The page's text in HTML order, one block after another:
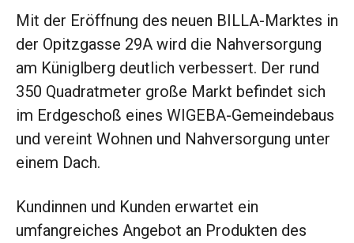
Mit der Eröffnung des neuen BILLA-Marktes in
der Opitzgasse 29A wird die Nahversorgung
am Küniglberg deutlich verbessert. Der rund
350 Quadratmeter große Markt befindet sich
im Erdgeschoß eines WIGEBA-Gemeindebaus
und vereint Wohnen und Nahversorgung unter
einem Dach.
Kundinnen und Kunden erwartet ein
umfangreiches Angebot an Produkten des